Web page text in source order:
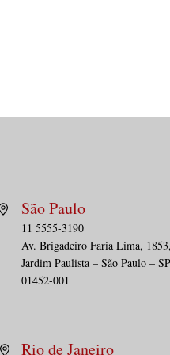
recurso
São Paulo
11 5555-3190
Av. Brigadeiro Faria Lima,
Jardim Paulista – São Paulo – SP
01452-001
Rio de Janeiro